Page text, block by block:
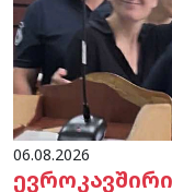
06.08.2026